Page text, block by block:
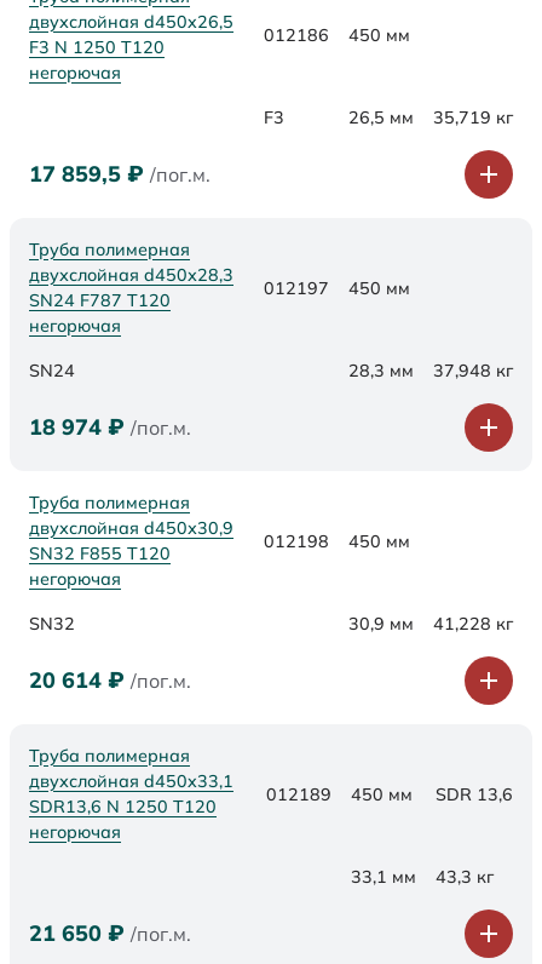
двухслойная d450x26,5
F3 N 1250 Т120
негорючая
012186 450 мм
F3 26,5 мм 35,719 кг
17 859,5 ₽ /пог.м.
Труба полимерная
двухслойная d450х28,3
SN24 F787 Т120
негорючая
012197 450 мм
SN24 28,3 мм 37,948 кг
18 974 ₽ /пог.м.
Труба полимерная
двухслойная d450х30,9
SN32 F855 Т120
негорючая
012198 450 мм
SN32 30,9 мм 41,228 кг
20 614 ₽ /пог.м.
Труба полимерная
двухслойная d450x33,1
SDR13,6 N 1250 Т120
негорючая
012189 450 мм SDR 13,6
33,1 мм 43,3 кг
21 650 ₽ /пог.м.